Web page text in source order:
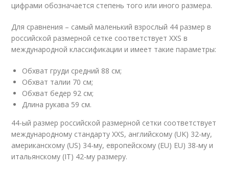
цифрами обозначается степень того или иного размера.
Для сравнения – самый маленький взрослый 44 размер в
российской размерной сетке соответствует XXS в
международной классификации и имеет такие параметры:
Обхват груди средний 88 см;
Обхват талии 70 см;
Обхват бедер 92 см;
Длина рукава 59 см.
44-ый размер российской размерной сетки соответствует
международному стандарту XXS, английскому (UK) 32-му,
американскому (US) 34-му, европейскому (EU) EU) 38-му и
итальянскому (IT) 42-му размеру.